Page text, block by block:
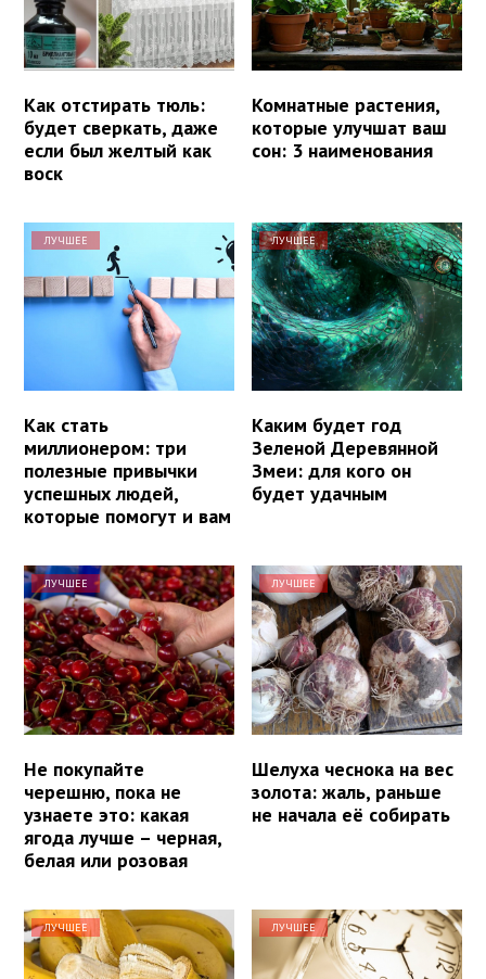
Как отстирать тюль:
будет сверкать, даже
если был желтый как
воск
Комнатные растения,
которые улучшат ваш
сон: 3 наименования
ЛУЧШЕЕ
Как стать
миллионером: три
полезные привычки
успешных людей,
которые помогут и вам
ЛУЧШЕЕ
Каким будет год
Зеленой Деревянной
Змеи: для кого он
будет удачным
ЛУЧШЕЕ
Не покупайте
черешню, пока не
узнаете это: какая
ягода лучше – черная,
белая или розовая
ЛУЧШЕЕ
Шелуха чеснока на вес
золота: жаль, раньше
не начала её собирать
ЛУЧШЕЕ ЛУЧШЕЕ